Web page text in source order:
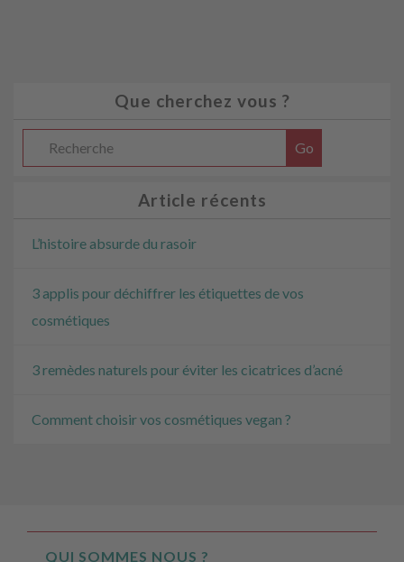
Que cherchez vous ?
Article récents
L’histoire absurde du rasoir
3 applis pour déchiffrer les étiquettes de vos
cosmétiques
3 remèdes naturels pour éviter les cicatrices d’acné
Comment choisir vos cosmétiques vegan ?
QUI SOMMES NOUS ?